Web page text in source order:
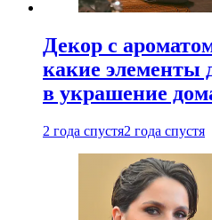
Декор с
какие элементы
в украшение
2 года спустя2 года спустя